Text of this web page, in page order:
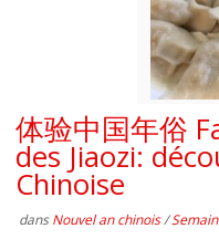
体验中国年俗
des Jiaozi:
Chinoise
dansNouvel an chinois/